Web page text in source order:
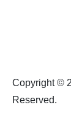
Copyright ©
Reserved.